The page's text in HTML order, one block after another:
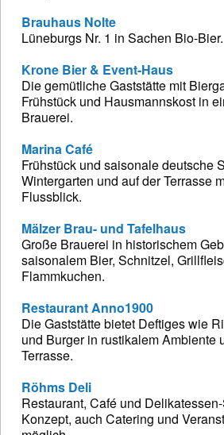
Brauhaus Nolte
Lüneburgs Nr. 1 in Sachen Bio-Bier.
Krone Bier & Event-Haus
Die gemütliche Gaststätte mit
Frühstück und Hausmannskost in
Brauerei.
Marina Café
Frühstück und saisonale deutsche
Wintergarten und auf der Terrasse
Flussblick.
Mälzer Brau- und Tafelhaus
Große Brauerei in historischem
saisonalem Bier, Schnitzel,
Flammkuchen.
Restaurant Anno1900
Die Gaststätte bietet Deftiges wie
und Burger in rustikalem Ambiente
Terrasse.
Röhms Deli
Restaurant, Café und
Konzept, auch Catering und